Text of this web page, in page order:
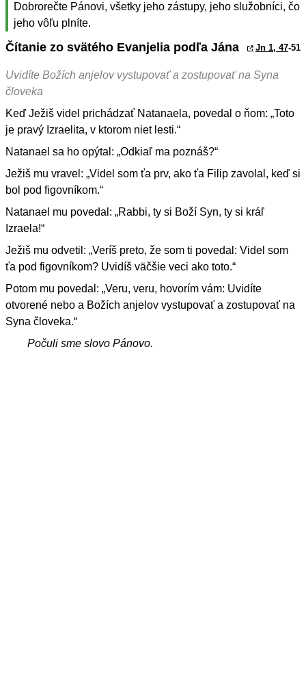
Dobrorečte Pánovi, všetky jeho zástupy, jeho služobníci, čo
jeho vôľu plníte.
Čítanie zo svätého Evanjelia podľa Jána Jn 1, 47-51
Uvidíte Božích anjelov vystupovať a zostupovať na Syna
človeka
Keď Ježiš videl prichádzať Natanaela, povedal o ňom: „Toto
je pravý Izraelita, v ktorom niet lesti.“
Natanael sa ho opýtal: „Odkiaľ ma poznáš?“
Ježiš mu vravel: „Videl som ťa prv, ako ťa Filip zavolal, keď si
bol pod figovníkom.“
Natanael mu povedal: „Rabbi, ty si Boží Syn, ty si kráľ
Izraela!“
Ježiš mu odvetil: „Veríš preto, že som ti povedal: Videl som
ťa pod figovníkom? Uvidíš väčšie veci ako toto.“
Potom mu povedal: „Veru, veru, hovorím vám: Uvidíte
otvorené nebo a Božích anjelov vystupovať a zostupovať na
Syna človeka.“
Počuli sme slovo Pánovo.